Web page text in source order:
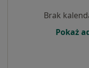
Brak
Pokaż